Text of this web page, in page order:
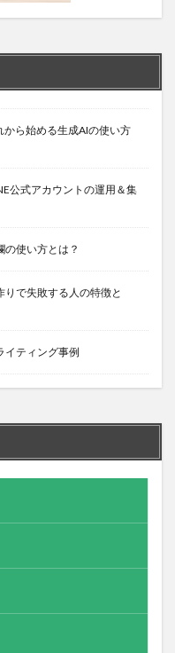
から始める生成AIの使い方
公式アカウントの運用＆集
の使い方とは？
で失敗する人の特徴と
イティング事例